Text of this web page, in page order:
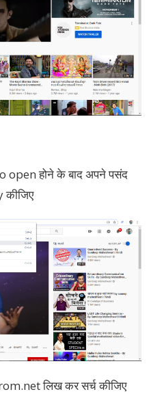
open होने के बाद अपने पसंद
कीजिए
लिख कर सर्च कीजिए